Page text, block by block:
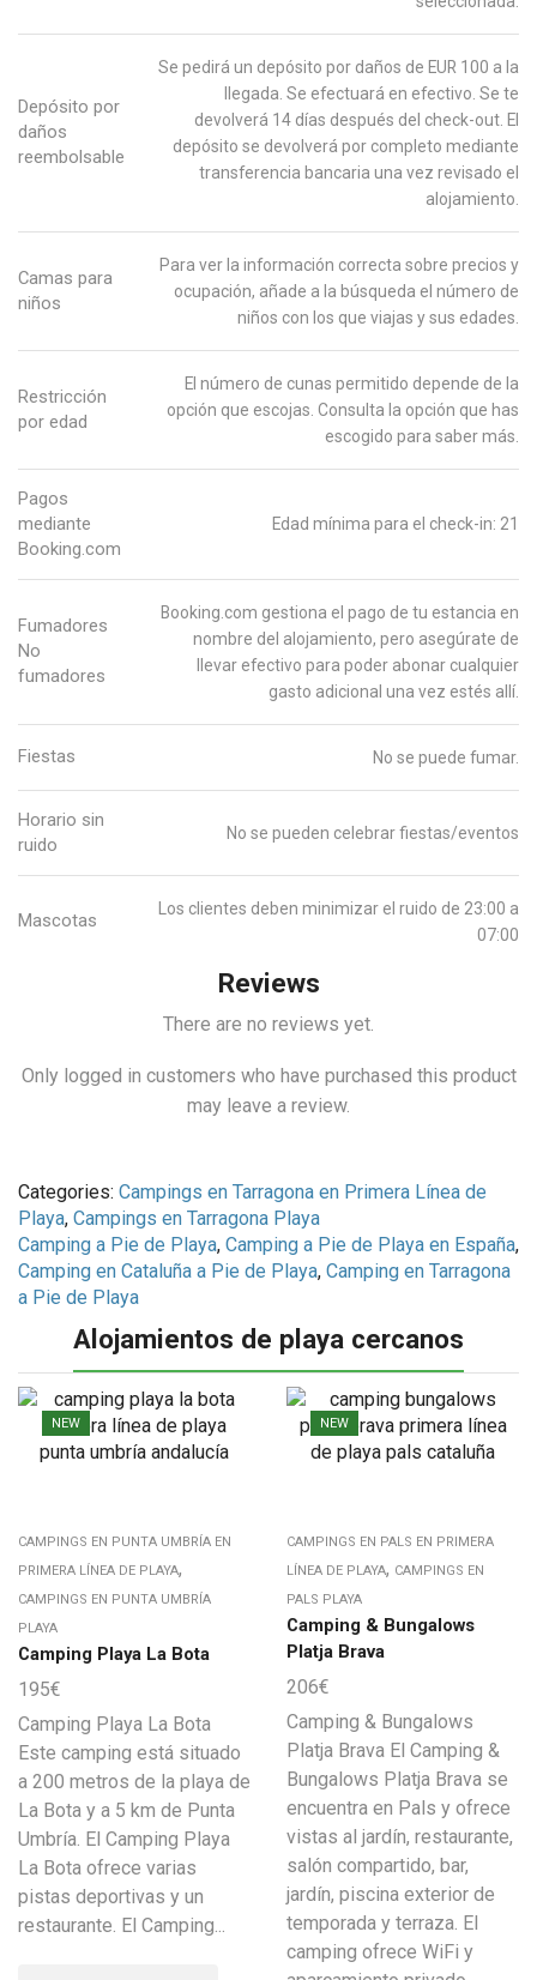
Depósito por
daños
reembolsable
Se pedirá un depósito por daños de EUR 100 a la
llegada. Se efectuará en efectivo. Se te
devolverá 14 días después del check-out. El
depósito se devolverá por completo mediante
transferencia bancaria una vez revisado el
alojamiento.
Camas para
niños
Para ver la información correcta sobre precios y
ocupación, añade a la búsqueda el número de
niños con los que viajas y sus edades.
Restricción
por edad
El número de cunas permitido depende de la
opción que escojas. Consulta la opción que has
escogido para saber más.
Pagos
mediante
Booking.com
Edad mínima para el check-in: 21
Fumadores
No
fumadores
Booking.com gestiona el pago de tu estancia en
nombre del alojamiento, pero asegúrate de
llevar efectivo para poder abonar cualquier
gasto adicional una vez estés allí.
Fiestas No se puede fumar.
Horario sin
ruido
No se pueden celebrar fiestas/eventos
Mascotas
Los clientes deben minimizar el ruido de 23:00 a
07:00
Reviews
There are no reviews yet.
Only logged in customers who have purchased this product
may leave a review.
Categories: Campings en Tarragona en Primera Línea de
Playa, Campings en Tarragona Playa
Camping a Pie de Playa, Camping a Pie de Playa en España,
Camping en Cataluña a Pie de Playa, Camping en Tarragona
a Pie de Playa
Alojamientos de playa cercanos
NEW
CAMPINGS EN PUNTA UMBRÍA EN
PRIMERA LÍNEA DE PLAYA,
CAMPINGS EN PUNTA UMBRÍA
PLAYA
Camping Playa La Bota
195€
Camping Playa La Bota
Este camping está situado
a 200 metros de la playa de
La Bota y a 5 km de Punta
Umbría. El Camping Playa
La Bota ofrece varias
pistas deportivas y un
restaurante. El Camping...
NEW
CAMPINGS EN PALS EN PRIMERA
LÍNEA DE PLAYA, CAMPINGS EN
PALS PLAYA
Camping & Bungalows
Platja Brava
206€
Camping & Bungalows
Platja Brava El Camping &
Bungalows Platja Brava se
encuentra en Pals y ofrece
vistas al jardín, restaurante,
salón compartido, bar,
jardín, piscina exterior de
temporada y terraza. El
camping ofrece WiFi y